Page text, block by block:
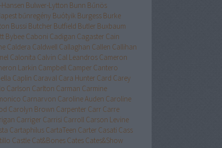
Bulwer-Lytton Bunn Bűnös
bűnregény Buótyik Burgess Burke
Bussi Butcher Butfield Butler Buxbaum
Bybee Caboni Cadigan Cagaster Cain
Caldera Caldwell Callaghan Callen Callihan
Calonita Calvin Cal Leandros Cameron
Larkin Campbell Camper Cantero
Caplin Caraval Cara Hunter Card Carey
Carlson Carlton Carman Carmine
Carnarvon Caroline Auden Caroline
Carolyn Brown Carpenter Carr Carre
Carriger Carrisi Carroll Carson Levine
Cartaphilus CartaTeen Carter Casati Cass
Castle Cat&Bones Cates Cates&Show